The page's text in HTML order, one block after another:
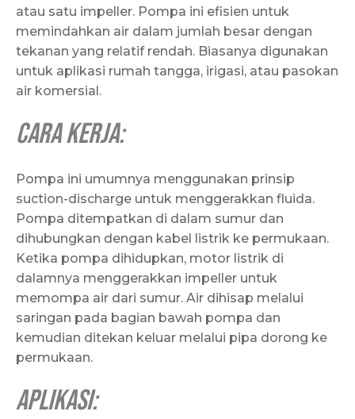
atau satu impeller. Pompa ini efisien untuk
memindahkan air dalam jumlah besar dengan
tekanan yang relatif rendah. Biasanya digunakan
untuk aplikasi rumah tangga, irigasi, atau pasokan
air komersial.
Cara Kerja:
Pompa ini umumnya menggunakan prinsip
suction-discharge untuk menggerakkan fluida.
Pompa ditempatkan di dalam sumur dan
dihubungkan dengan kabel listrik ke permukaan.
Ketika pompa dihidupkan, motor listrik di
dalamnya menggerakkan impeller untuk
memompa air dari sumur. Air dihisap melalui
saringan pada bagian bawah pompa dan
kemudian ditekan keluar melalui pipa dorong ke
permukaan.
Aplikasi: